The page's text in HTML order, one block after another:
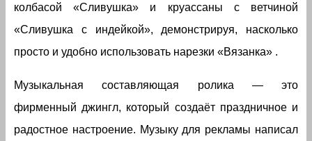
колбасой «Сливушка» и круассаны с ветчиной
«Сливушка с индейкой», демонстрируя, насколько
просто и удобно использовать нарезки «Вязанка» .
Музыкальная составляющая ролика — это
фирменный джингл, который создаёт праздничное и
радостное настроение. Музыку для рекламы написал